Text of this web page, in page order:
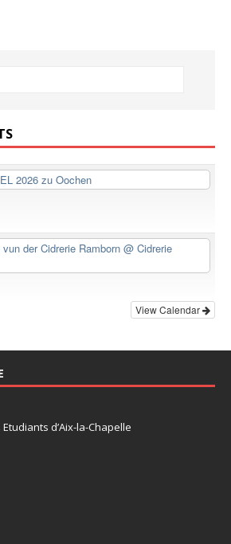
2026 zu Oochen
der Cidrerie Ramborn @ Cidrerie
View Calendar
d’Aix-la-Chapelle